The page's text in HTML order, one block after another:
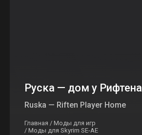
Руска — дом у Рифтена
Ruska — Riften Player Home
Главная / Моды для игр
/ Моды для Skyrim SE-AE